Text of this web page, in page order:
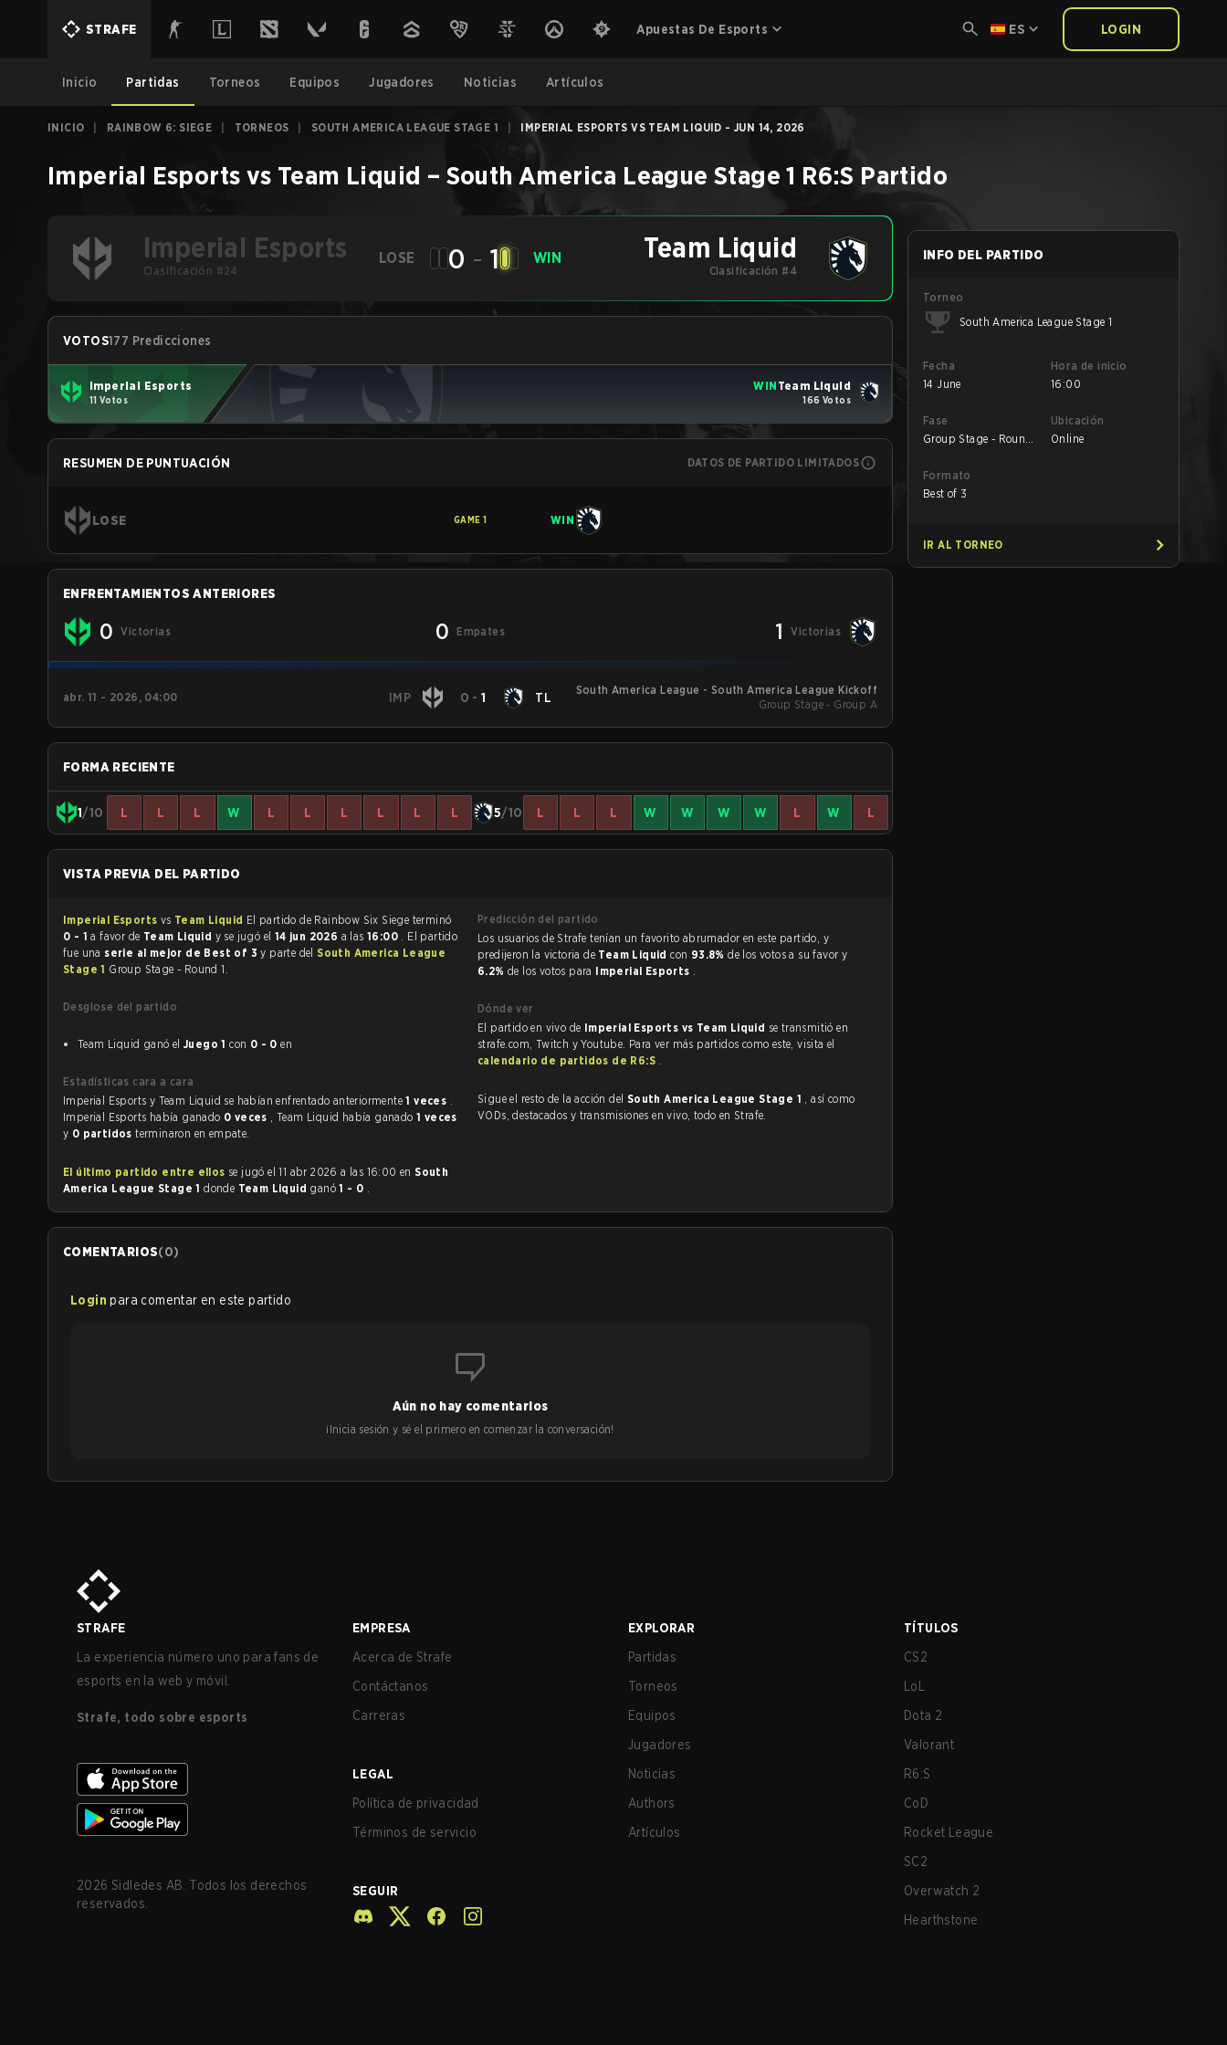
STRAFE Apuestas De Esports ES LOGIN
Inicio Partidas Torneos Equipos Jugadores Noticias Artículos
INICIO RAINBOW 6: SIEGE TORNEOS SOUTH AMERICA LEAGUE STAGE 1 IMPERIAL ESPORTS VS TEAM LIQUID - JUN 14, 2026
Imperial Esports vs Team Liquid – South America League Stage 1 R6:S Partido
Imperial Esports
Clasificación #24
LOSE 0 - 1 WIN Team Liquid
Clasificación #4
VOTOS177 Predicciones
Imperial Esports
11 Votos
WIN Team Liquid
166 Votos
RESUMEN DE PUNTUACIÓN DATOS DE PARTIDO LIMITADOS
LOSE GAME 1 WIN
ENFRENTAMIENTOS ANTERIORES
0 Victorias 0 Empates 1 Victorias
abr. 11 - 2026, 04:00 IMP 0 -1 TL
South America League - South America League Kickoff
Group Stage - Group A
FORMA RECIENTE
1/10 L L L W L L L L L L 5/10 L L L W W W W L W L
VISTA PREVIA DEL PARTIDO
Imperial Esports vs Team Liquid
El partido de Rainbow Six Siege terminó
0 - 1 a favor de Team Liquid y se jugó el 14 jun 2026 a las 16:00 . El partido
fue una serie al mejor de Best of 3y parte del South America League
Stage 1 Group Stage - Round 1.
Desglose del partido
Team Liquid ganó el Juego 1 con 0 - 0 en
Estadísticas cara a cara
Imperial Esports y Team Liquid se habían enfrentado anteriormente1 veces .
Imperial Esports había ganado 0 veces , Team Liquid había ganado 1 veces
y 0 partidosterminaron en empate.
El último partido entre ellos se jugó el 11 abr 2026 a las 16:00 enSouth
America League Stage 1donde Team Liquid ganó1 - 0 .
Predicción del partido
Los usuarios de Strafe tenían un favorito abrumador en este partido, y
predijeron la victoria de Team Liquidcon 93.8%de los votos a su favor y
6.2% de los votos para Imperial Esports .
Dónde ver
El partido en vivo de Imperial Esports vs Team Liquid se transmitió en
strafe.com, Twitch y Youtube. Para ver más partidos como este, visita el
calendario de partidos de R6:S .
Sigue el resto de la acción del South America League Stage 1 , así como
VODs, destacados y transmisiones en vivo, todo en Strafe.
COMENTARIOS(0)
Login para comentar en este partido
Aún no hay comentarios
¡Inicia sesión y sé el primero en comenzar la conversación!
INFO DEL PARTIDO
Torneo
South America League Stage 1
Fecha
14 June
Hora de inicio
16:00
Fase
Group Stage - Round
Ubicación
Online
Formato
Best of 3
IR AL TORNEO
STRAFE
La experiencia número uno para fans de
esports en la web y móvil.
Strafe, todo sobre esports
2026 Sidledes AB. Todos los derechos
reservados.
EMPRESA
Acerca de Strafe
Contáctanos
Carreras
LEGAL
Política de privacidad
Términos de servicio
SEGUIR
EXPLORAR
Partidas
Torneos
Equipos
Jugadores
Noticias
Authors
Artículos
TÍTULOS
CS2
LoL
Dota 2
Valorant
R6:S
CoD
Rocket League
SC2
Overwatch 2
Hearthstone